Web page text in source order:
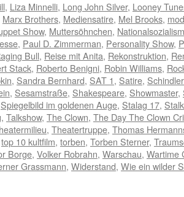
, Liza Minnelli, Long John Silver, Looney
Marx Brothers, Mediensatire, Mel Brooks,
Show, Muttersöhnchen,
, Paul D. Zimmerman, Personality Show,
Bull, Reise mit Anita, Rekonstruktion,
Stack, Roberto Benigni, Robin Williams,
, Sandra Bernhard, SAT 1, Satire,
, Sesamstraße, Shakespeare, Showmaster,
Spiegelbild im goldenen Auge, Stalag 17,
, Talkshow, The Clown, The Day The Clown
, Theatertruppe, Thomas
top 10 kultfilm, torben, Torben Sterner,
Borge, Volker Robrahn, Warschau, Wartime
Grassmann, Widerstand, Wie ein wilder